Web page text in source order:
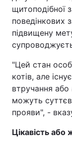
щитоподібної
поведінкових
підвищену
"Цей стан
котів, але
втручання або
можуть
прояви", -
Цікавість